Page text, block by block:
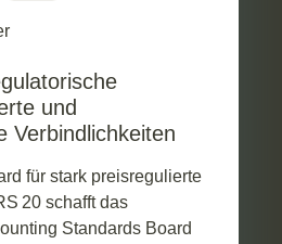
und
Verbindlichkeiten
für stark preisregulierte
20 schafft das
Standards Board